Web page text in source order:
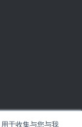
于收集与您与我